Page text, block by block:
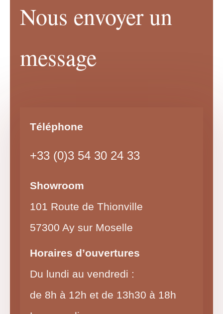
Nous envoyer un
message
Téléphone
+33 (0)3 54 30 24 33
Showroom
101 Route de Thionville
57300 Ay sur Moselle
Horaires d’ouvertures
Du lundi au vendredi :
de 8h à 12h et de 13h30 à 18h